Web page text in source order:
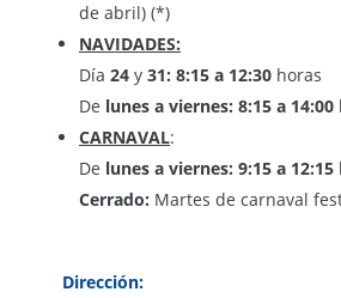
de abril) (*)
NAVIDADES:
Día 24 y 31: 8:15 a 12:30 horas
De lunes a viernes: 8:15 a 14:00
CARNAVAL:
De lunes a viernes: 9:15 a 12:15
Cerrado: Martes de carnaval
Dirección: